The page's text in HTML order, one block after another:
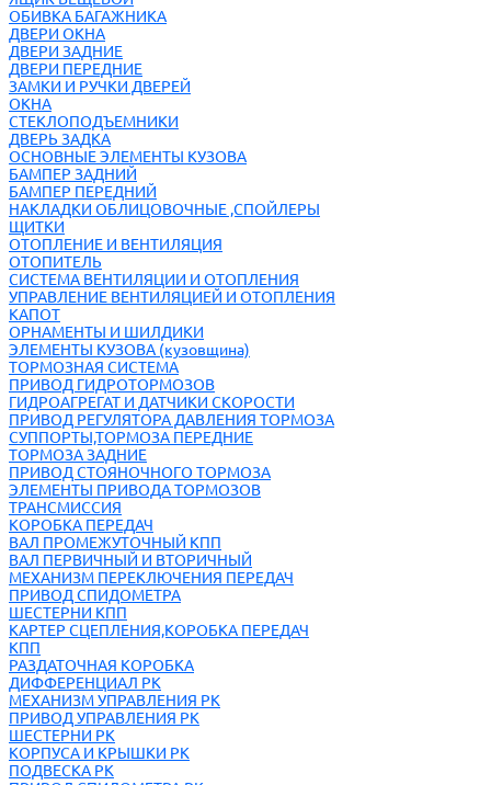
ОБИВКА БАГАЖНИКА
ДВЕРИ ОКНА
ДВЕРИ ЗАДНИЕ
ДВЕРИ ПЕРЕДНИЕ
ЗАМКИ И РУЧКИ ДВЕРЕЙ
ОКНА
СТЕКЛОПОДЪЕМНИКИ
ДВЕРЬ ЗАДКА
ОСНОВНЫЕ ЭЛЕМЕНТЫ КУЗОВА
БАМПЕР ЗАДНИЙ
БАМПЕР ПЕРЕДНИЙ
НАКЛАДКИ ОБЛИЦОВОЧНЫЕ ,СПОЙЛЕРЫ
ЩИТКИ
ОТОПЛЕНИЕ И ВЕНТИЛЯЦИЯ
ОТОПИТЕЛЬ
СИСТЕМА ВЕНТИЛЯЦИИ И ОТОПЛЕНИЯ
УПРАВЛЕНИЕ ВЕНТИЛЯЦИЕЙ И ОТОПЛЕНИЯ
КАПОТ
ОРНАМЕНТЫ И ШИЛДИКИ
ЭЛЕМЕНТЫ КУЗОВА (кузовщина)
ТОРМОЗНАЯ СИСТЕМА
ПРИВОД ГИДРОТОРМОЗОВ
ГИДРОАГРЕГАТ И ДАТЧИКИ СКОРОСТИ
ПРИВОД РЕГУЛЯТОРА ДАВЛЕНИЯ ТОРМОЗА
СУППОРТЫ,ТОРМОЗА ПЕРЕДНИЕ
ТОРМОЗА ЗАДНИЕ
ПРИВОД СТОЯНОЧНОГО ТОРМОЗА
ЭЛЕМЕНТЫ ПРИВОДА ТОРМОЗОВ
ТРАНСМИССИЯ
КОРОБКА ПЕРЕДАЧ
ВАЛ ПРОМЕЖУТОЧНЫЙ КПП
ВАЛ ПЕРВИЧНЫЙ И ВТОРИЧНЫЙ
МЕХАНИЗМ ПЕРЕКЛЮЧЕНИЯ ПЕРЕДАЧ
ПРИВОД СПИДОМЕТРА
ШЕСТЕРНИ КПП
КАРТЕР СЦЕПЛЕНИЯ,КОРОБКА ПЕРЕДАЧ
КПП
РАЗДАТОЧНАЯ КОРОБКА
ДИФФЕРЕНЦИАЛ РК
МЕХАНИЗМ УПРАВЛЕНИЯ РК
ПРИВОД УПРАВЛЕНИЯ РК
ШЕСТЕРНИ РК
КОРПУСА И КРЫШКИ РК
ПОДВЕСКА РК